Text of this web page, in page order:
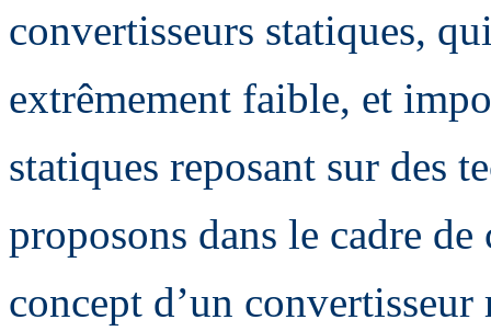
convertisseurs statiques,
extrêmement faible, et
statiques reposant sur des
proposons dans le cadre
concept d’un